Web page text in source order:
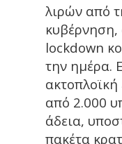
λιρών από
κυβέρνηση,
lockdown
την ημέρα.
ακτοπλοϊκή
από 2.000
άδεια,
πακέτα